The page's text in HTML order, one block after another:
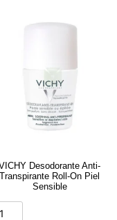
Desodorante Anti-
Transpirante Roll-On Piel
Sensible